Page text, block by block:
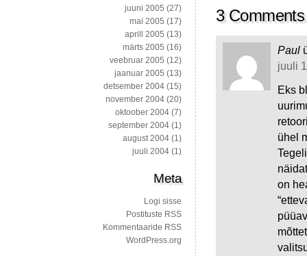
3 Comments
Paul
juuli
Eks
ühel
on
juuni 2005 (27)
mai 2005 (17)
aprill 2005 (13)
märts 2005 (16)
veebruar 2005 (12)
jaanuar 2005 (13)
detsember 2004 (15)
november 2004 (20)
oktoober 2004 (7)
september 2004 (1)
august 2004 (1)
juuli 2004 (1)
Meta
Logi sisse
Postituste RSS
Kommentaaride RSS
WordPress.org